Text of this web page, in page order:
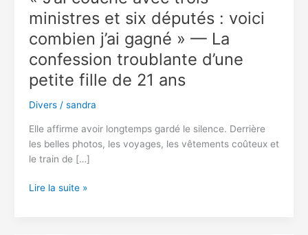
ministres et six députés : voici
combien j’ai gagné » — La
confession troublante d’une
petite fille de 21 ans
Divers/ sandra
Elle affirme avoir longtemps gardé le silence. Derrière
les belles photos, les voyages, les vêtements coûteux et
le train de […]
«Lire la suite »